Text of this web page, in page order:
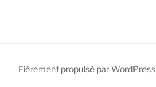
Fièrement propulsé par WordPress